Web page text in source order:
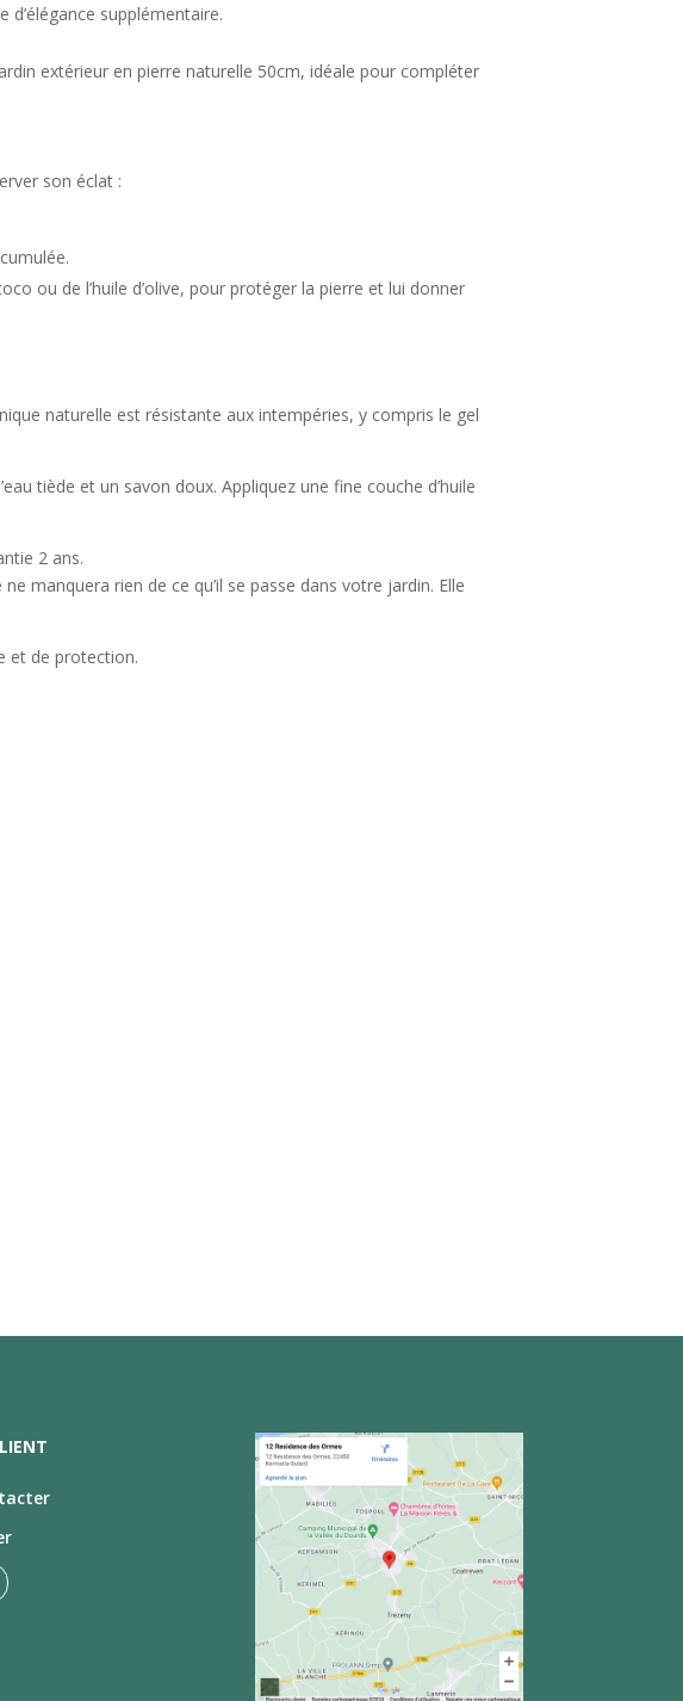
d’élégance supplémentaire.
extérieur en pierre naturelle 50cm, idéale pour compléter
son éclat :
ou de l’huile d’olive, pour protéger la pierre et lui donner
naturelle est résistante aux intempéries, y compris le gel
tiède et un savon doux. Appliquez une fine couche d’huile
2 ans.
manquera rien de ce qu’il se passe dans votre jardin. Elle
et de protection.